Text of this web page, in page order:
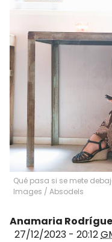
Qué pasa si se mete
Images / Absodels
Anamaria
27/12/2023 - 20:12